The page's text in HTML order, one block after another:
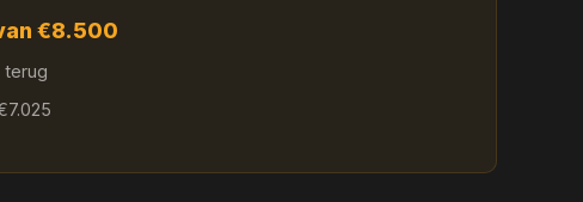
€8.500
terug